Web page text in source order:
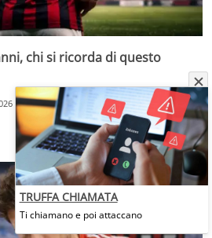
chi si ricorda di questo
TRUFFA CHIAMATA
Ti chiamano e poi attaccano